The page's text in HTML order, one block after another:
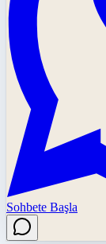
Sohbete Başla